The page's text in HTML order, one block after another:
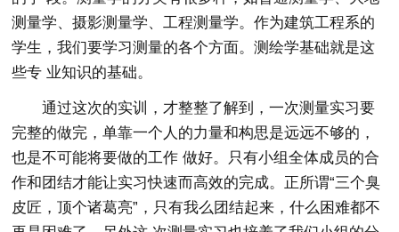
测量学、摄影测量学、工程测量学。作为建筑工程系的
学生，我们要学习测量的各个方面。测绘学基础就是这
些专 业知识的基础。
通过这次的实训，才整整了解到，一次测量实习要
完整的做完，单靠一个人的力量和构思是远远不够的，
也是不可能将要做的工作 做好。只有小组全体成员的合
作和团结才能让实习快速而高效的完成。正所谓“三个臭
皮匠，顶个诸葛亮”，只有我么团结起来，什么困难都不